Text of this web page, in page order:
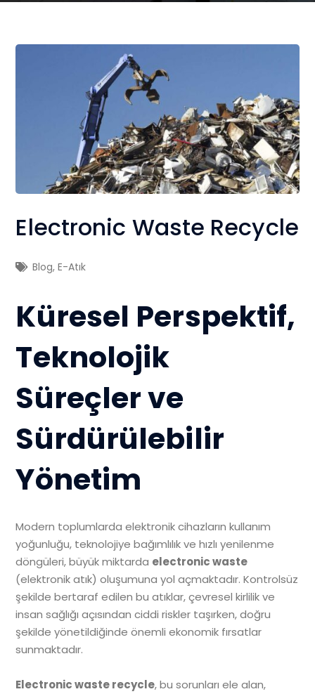
Electronic Waste Recycle
Blog,E-Atık
Küresel Perspektif,
Teknolojik
Süreçler ve
Sürdürülebilir
Yönetim
Modern toplumlarda elektronik cihazların kullanım
yoğunluğu, teknolojiye bağımlılık ve hızlı yenilenme
döngüleri, büyük miktarda electronic waste
(elektronik atık) oluşumuna yol açmaktadır. Kontrolsüz
şekilde bertaraf edilen bu atıklar, çevresel kirlilik ve
insan sağlığı açısından ciddi riskler taşırken, doğru
şekilde yönetildiğinde önemli ekonomik fırsatlar
sunmaktadır.
Electronic waste recycle, bu sorunları ele alan,